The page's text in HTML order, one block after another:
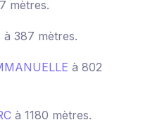
mètres.
à 387 mètres.
à 802
à 1180 mètres.